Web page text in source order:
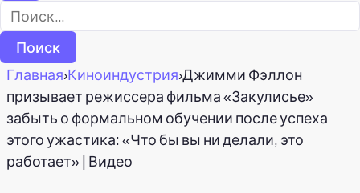
Найти:
Главная›Киноиндустрия›Джимми Фэллон
призывает режиссера фильма «Закулисье»
забыть о формальном обучении после успеха
этого ужастика: «Что бы вы ни делали, это
работает» | Видео